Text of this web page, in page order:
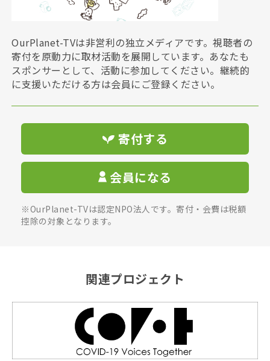
OurPlanet-TVは非営利の独立メディアです。視聴者の
寄付を原動力に取材活動を展開しています。あなたも
スポンサーとして、活動に参加してください。継続的
に支援いただける方は会員にご登録ください。
寄付する
会員になる
※OurPlanet-TVは認定NPO法人です。寄付・会費は税額
控除の対象となります。
関連プロジェクト